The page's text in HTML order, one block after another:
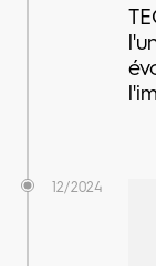
12/2024